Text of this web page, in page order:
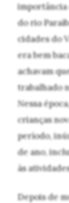
importância
do rio
cidades do
era bem
achavam
trabalhado
Nessa
crianças
período,
de ano,
às
Depois de